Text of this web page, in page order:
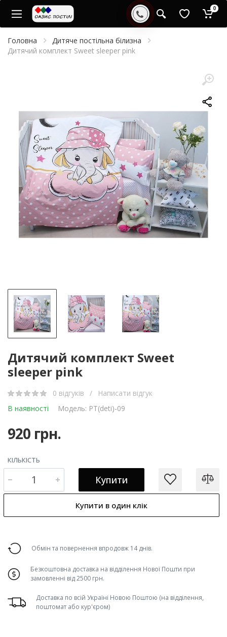
0
Головна
Дитяче постільна білизна
Дитячий комплект Sweet sleeper pink
Дитячий комплект Sweet
sleeper pink
0 відгуків /
Написати відгук
В наявності
Модель: PT(deti)-09
920 грн.
КІЛЬКІСТЬ
Купити
Купити в один клік
Обмін та повернення впродовж 14 днів.
Безкоштовна доставка на відділення Нової Пошти при
замовленні від 2500 грн.
Доставка по всій Україні Новою Поштою (на відділення,
поштомат або кур'єром)